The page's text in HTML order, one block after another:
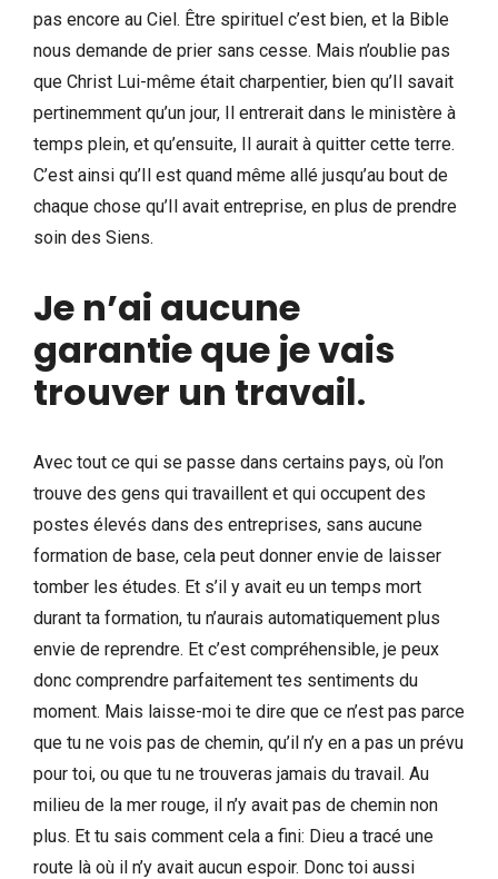
pas encore au Ciel. Être spirituel c’est bien, et la Bible
nous demande de prier sans cesse. Mais n’oublie pas
que Christ Lui-même était charpentier, bien qu’Il savait
pertinemment qu’un jour, Il entrerait dans le ministère à
temps plein, et qu’ensuite, Il aurait à quitter cette terre.
C’est ainsi qu’Il est quand même allé jusqu’au bout de
chaque chose qu’Il avait entreprise, en plus de prendre
soin des Siens.
Je n’ai aucune
garantie que je vais
trouver un travail.
Avec tout ce qui se passe dans certains pays, où l’on
trouve des gens qui travaillent et qui occupent des
postes élevés dans des entreprises, sans aucune
formation de base, cela peut donner envie de laisser
tomber les études. Et s’il y avait eu un temps mort
durant ta formation, tu n’aurais automatiquement plus
envie de reprendre. Et c’est compréhensible, je peux
donc comprendre parfaitement tes sentiments du
moment. Mais laisse-moi te dire que ce n’est pas parce
que tu ne vois pas de chemin, qu’il n’y en a pas un prévu
pour toi, ou que tu ne trouveras jamais du travail. Au
milieu de la mer rouge, il n’y avait pas de chemin non
plus. Et tu sais comment cela a fini: Dieu a tracé une
route là où il n’y avait aucun espoir. Donc toi aussi